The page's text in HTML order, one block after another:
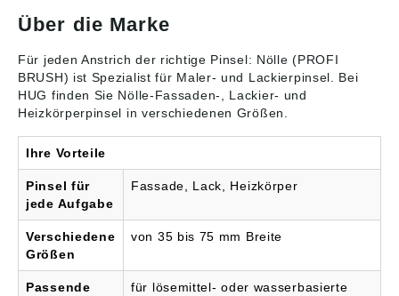
Über die Marke
Für jeden Anstrich der richtige Pinsel: Nölle (PROFI
BRUSH) ist Spezialist für Maler- und Lackierpinsel . Bei
HUG finden Sie Nölle-Fassaden-, Lackier- und
Heizkörperpinsel in verschiedenen Größen.
Ihre Vorteile
Pinsel für
jede Aufgabe
Fassade, Lack, Heizkörper
Verschiedene
Größen
von 35 bis 75 mm Breite
Passende
für lösemittel- oder wasserbasierte